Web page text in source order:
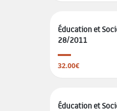
Éducation et
28/2011
32.00€
Éducation et